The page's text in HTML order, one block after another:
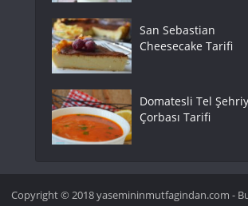
San Sebastian
Cheesecake Tarifi
Domatesli Tel
Çorbası Tarifi
Copyright © 2018 yasemininmutfagindan.com -